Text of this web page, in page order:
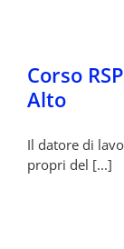
Corso
Alto
Il datore di
propri del [...]